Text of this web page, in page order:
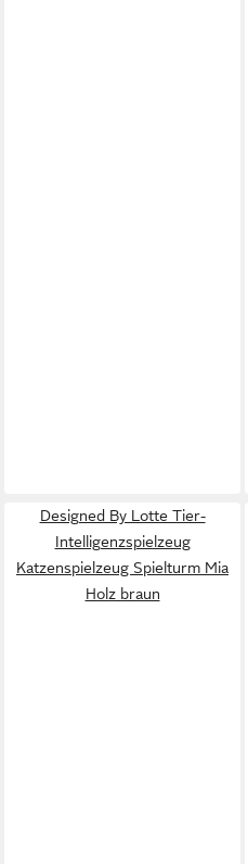
Designed By Lotte Tier-
Intelligenzspielzeug
Katzenspielzeug Spielturm Mia
Holz braun